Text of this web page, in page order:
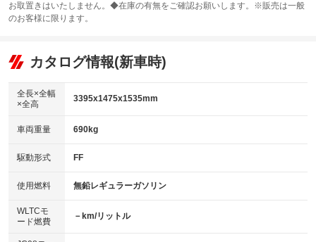
サンルーフ
：装備なし ABS
リフトアップ
：装備なし
：装備なし
パワーウィンドウ
アイドリングストップ
：装備なし
USB入力端子
：装備なし
100V電源
：装備なし
センターデフロック
：装備なし
TV
：装備なし
ビジュアル
：装備なし
：装備なし
革シート
キーレス
HID(キセノンライト)
：装備なし
バックカメラ
：装備なし
エアロ
：装備なし
：装備なし
お取置きはいたしません。◆在庫の有無をご確認お願いします。※販売は一般
のお客様に限ります。
カタログ情報(新車時)
全長×全幅
×全高
3395x1475x1535mm
車両重量 690kg
駆動形式 FF
使用燃料 無鉛レギュラーガソリン
WLTCモ
ード燃費
－km/リットル